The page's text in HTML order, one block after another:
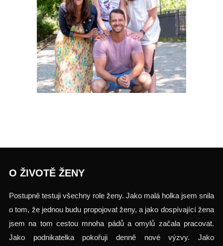
O ŽIVOTĚ ŽENY
Postupně testuji všechny role ženy. Jako malá holka jsem snila
o tom, že jednou budu propojovat ženy, a jako dospívající žena
jsem na tom cestou mnoha pádů a omylů začala pracovat.
Jako podnikatelka pokořuji denně nové výzvy. Jako